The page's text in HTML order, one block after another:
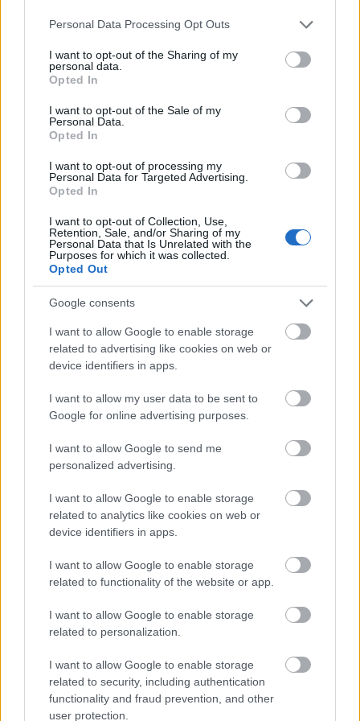
Please note that this website/app uses one or more Google
not limited to your visit or usage behaviour. You may click to
grant or deny consent to Google and its third-party tags to
use your data for below specified purposes in below Google
consent section.
Personal Data Processing Opt Outs
I want to opt-out of the Sharing of my
personal data.
Opted In
I want to opt-out of the Sale of my
Personal Data.
Opted In
I want to opt-out of processing my
Personal Data for Targeted Advertising.
Opted In
I want to opt-out of Collection, Use,
Retention, Sale, and/or Sharing of my
Personal Data that Is Unrelated with the
Purposes for which it was collected.
Opted Out
Google consents
I want to allow Google to enable storage
related to advertising like cookies on web or
device identifiers in apps.
I want to allow my user data to be sent to
Google for online advertising purposes.
I want to allow Google to send me
personalized advertising.
I want to allow Google to enable storage
related to analytics like cookies on web or
device identifiers in apps.
I want to allow Google to enable storage
related to functionality of the website or app.
I want to allow Google to enable storage
related to personalization.
I want to allow Google to enable storage
related to security, including authentication
functionality and fraud prevention, and other
user protection.
ertekallosagat.html
14 éve
@zero és ez milyen:
www.origo.hu/itthon/20111122-orban-levele-a-
nyugdijasoknak-a-kormany-garantalja-a-nyugdijak-
ertekallosagat.html
Sitti24
14 éve
Tisztelt mindenki!
Mozdonyvezető vagyok. Még pályakezdő, de
szeretem a munkám. Nem tudom miért ilyen irigyek
az emberek, de nyugi nem lesz itt kifizetve semmi
(megoldják okosba majd). Nem tudom ki hol szedte
össze ezeket az adatokat hogy 200-300 ezer ft a
fizunk, nekem őszintén: 160 ezer ft/ hó, ez lehet több
mint az átlag, de jó ha tudják, hogy igen
kell, egy hónapban 16-22 napot dolgozni. A
szakszervezetek már semmit sem érnek nállunk,
az már nem lehet (az idén megválasztott törvény
alapján), folyamatos ellenőrzések, digitális
alkoholszonda, folyamatos stressz, ja és a legjobb
időszakos orvosi alkalmassági 2-3 évente és elég egy
kis eltérés és mehetsz az utcára kukázni! 3 évente
időszakos vizsgák, hogy el ne felejtsük a
tudásanyagot! Ha ott meghasalsz 2 pótvizsga és ha
nem megy csáó!! Lehet fikázni a vasutat, de ha nem
vagy benne, nem ott dolgozol, nem benne élsz akkor
ne írj ilyesmit, hogy hú de jó nekik szarrá keresik
magukat! Mert nem igaz, vannak kivételek, vannak
olyanok akik kicsit életrevalóbbak és talpraesettek
és van mellékállás ilyesmi, de a többség nem olyan